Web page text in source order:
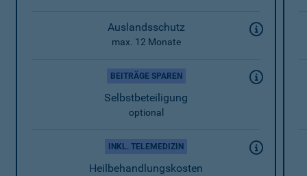
Auslandsschutz
max. 12 Monate
BEITRÄGE SPAREN
Selbstbeteiligung
optional
INKL. TELEMEDIZIN
Heilbehandlungskosten